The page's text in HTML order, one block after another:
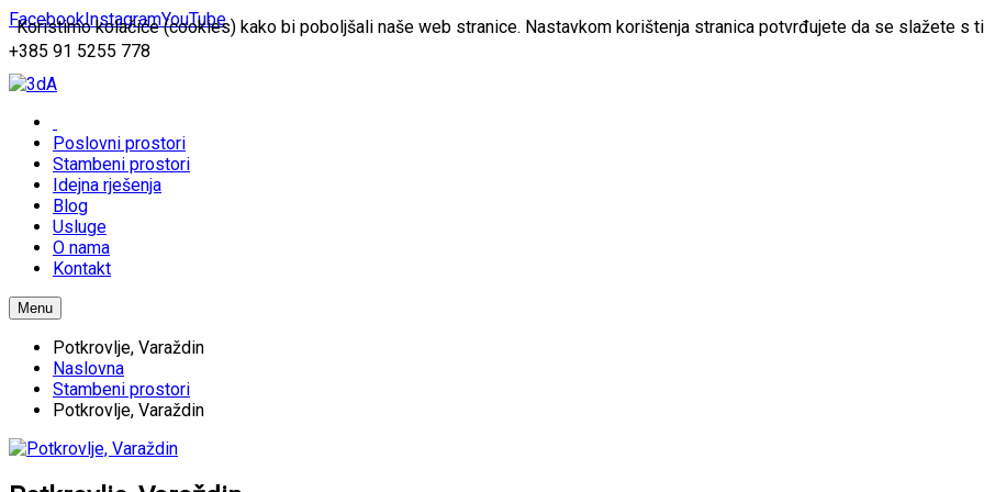
FacebookInstagramYouTube
+385 91 5255 778
Poslovni prostori
Stambeni prostori
Idejna rješenja
Blog
Usluge
O nama
Kontakt
Menu
Potkrovlje, Varaždin
Naslovna
Stambeni prostori
Potkrovlje, Varaždin
Koristimo kolačiće (cookies) kako bi poboljšali naše web stranice. Nastavkom korištenja stranica potvrđujete da se slažete s